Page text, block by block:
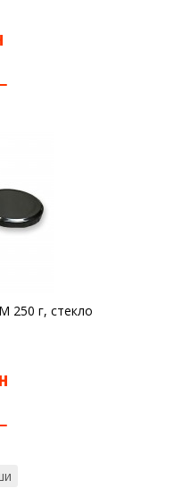
г, стекло